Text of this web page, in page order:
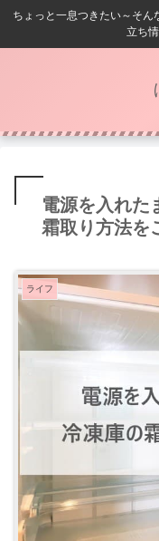
ちょっと一息つきたい～そ
立ち
電源を入れた
霜取り方法を
ライフ